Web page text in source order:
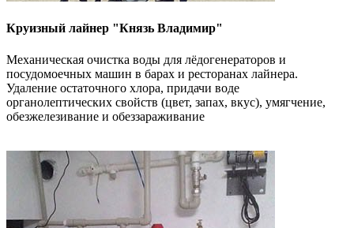
Круизный лайнер "Князь Владимир"
Механическая очистка воды для лёдогенераторов и
посудомоечных машин в барах и ресторанах лайнера.
Удаление остаточного хлора, придачи воде
органолептических свойств (цвет, запах, вкус), умягчение,
обезжелезивание и обеззараживание